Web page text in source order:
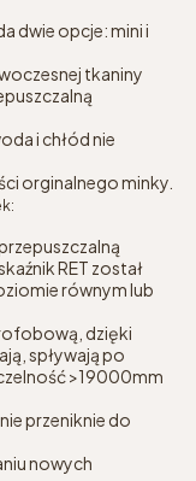
dwie opcje: mini i
tkaniny
i chłód nie
orginalnego minky.
RET został
równym lub
dzięki
spływają po
>19000mm
przeniknie do
nowych